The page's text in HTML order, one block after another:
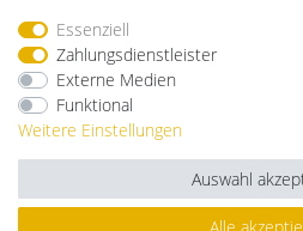
Barrierefreiheitserklärung
Essenziell
Zahlungsdienstleister
Externe Medien
Funktional
Weitere Einstellungen
Auswahl